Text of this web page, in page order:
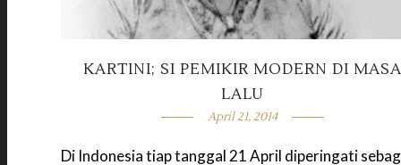
KARTINI; SI PEMIKIR MODERN DI MASA
LALU
April 21, 2014
Di Indonesia tiap tanggal 21 April diperingati